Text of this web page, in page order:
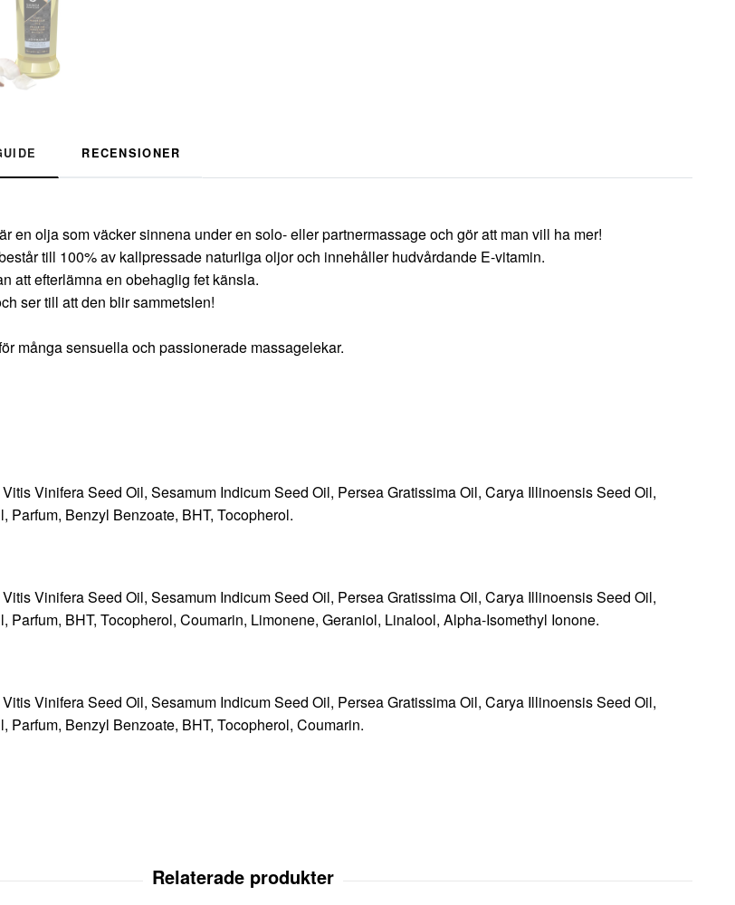
RECENSIONER
en olja som väcker sinnena under en solo- eller partnermassage och gör att man vill ha mer!
till 100% av kallpressade naturliga oljor och innehåller hudvårdande E-vitamin.
att efterlämna en obehaglig fet känsla.
ser till att den blir sammetslen!
många sensuella och passionerade massagelekar.
Vinifera Seed Oil, Sesamum Indicum Seed Oil, Persea Gratissima Oil, Carya Illinoensis Seed Oil,
Parfum, Benzyl Benzoate, BHT, Tocopherol.
Vinifera Seed Oil, Sesamum Indicum Seed Oil, Persea Gratissima Oil, Carya Illinoensis Seed Oil,
Parfum, BHT, Tocopherol, Coumarin, Limonene, Geraniol, Linalool, Alpha-Isomethyl Ionone.
Vinifera Seed Oil, Sesamum Indicum Seed Oil, Persea Gratissima Oil, Carya Illinoensis Seed Oil,
Parfum, Benzyl Benzoate, BHT, Tocopherol, Coumarin.